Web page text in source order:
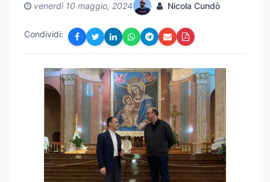
venerdì 10 maggio, 2024 Nicola Cundò
Condividi: